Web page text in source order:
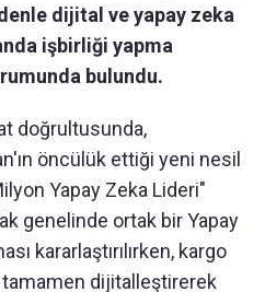
dijital ve yapay zeka
işbirliği yapma
bulundu.
doğrultusunda,
öncülük ettiği yeni nesil
Yapay Zeka Lideri"
genelinde ortak bir Yapay
kararlaştırılırken, kargo
dijitalleştirerek